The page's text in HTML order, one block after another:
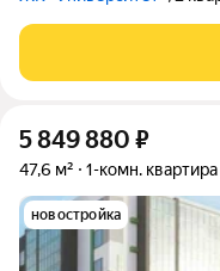
5 849 880 ₽
47,6 м² 1-комн. квартира
новостройка